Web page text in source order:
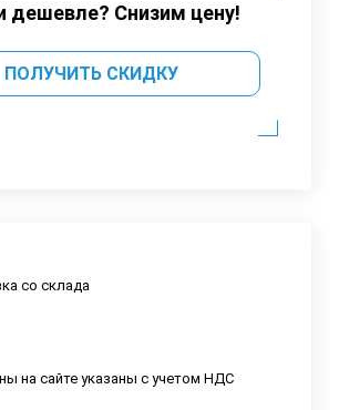
дешевле? Снизим цену!
ПОЛУЧИТЬ СКИДКУ
со склада
на сайте указаны с учетом НДС